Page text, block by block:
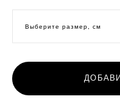
Выберите размер, см